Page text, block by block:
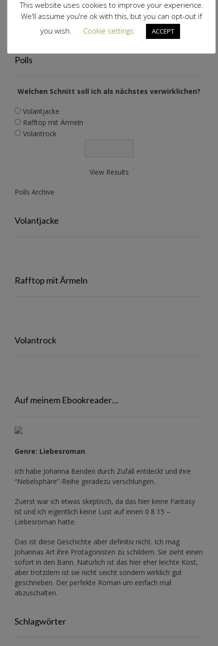
Katzenwollkleid 7. Januar 2023
Alle Jahre wieder… 22. November 2022
Wollwalkanzug Pusteblume 17. November 2022
Polls
Welchen Schnitt soll ich als nächstes verwirklichen?
Volantjacke
Rafftop mit Ärmeln
Volantrock
View Results
Polls Archive
Volantjacke
Rafftop mit Ärmeln
Volantrock
Auf meinem Ebookreader…
Genre: Liebesroman
Ich habe Johanna Benden durch Zufall entdeckt und ihre
“Nebelsphäre”-Reihe geradezu verschlungen.
Zuerst war ich etwas skeptisch, da das hier keine Fantasy
ist und ich eigentlich keine Lust auf einen 0 8 15 –
Liebesroman hatte.
Das ist diese Geschichte aber definitiv nicht. Ich mag
Johannas Art ihre Protagonisten zu schildern. Sie zieht einen
sofort in den Bann. Natürlich ist das hier eher leichte Kost,
aber trotzdem ist sie nicht seicht sondern wirklich gut
geschrieben. Der perfekte Roman um einfach mal
abzuschalten.
Schlagwörter
This website uses cookies to improve your experience.
We'll assume you're ok with this, but you can opt-out if
you wish.
Cookie settings ACCEPT